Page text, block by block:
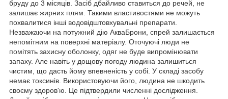
бруду до 3 місяців. Засіб дбайливо ставиться до речей, не
залишає жирних плям. Такими властивостями не можуть
похвалитися інші водовідштовхувальні препарати.
Незважаючи на потужний дію АкваБрони, спрей залишається
непомітним на поверхні матеріалу. Оточуючі люди не
помітять захисну оболонку, одяг не буде випромінювати
запаху. Але навіть у дощову погоду людина залишиться
чистим, що дасть йому впевненість у собі. У складі засобу
немає токсинів. Використовуючи його, людина не шкодить
своєму здоров'ю. Це підтвердили численні дослідження.